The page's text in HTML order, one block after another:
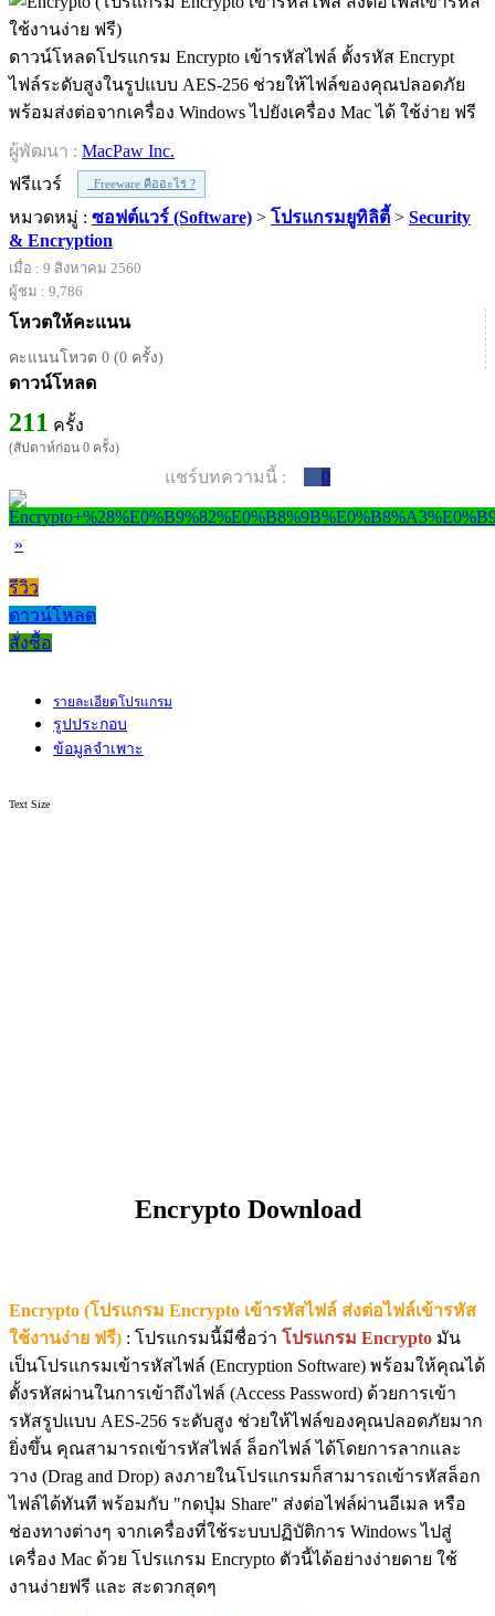
ดาวน์โหลดโปรแกรม Encrypto เข้ารหัสไฟล์ ตั้งรหัส Encrypt
ไฟล์ระดับสูงในรูปแบบ AES-256 ช่วยให้ไฟล์ของคุณปลอดภัย
พร้อมส่งต่อจากเครื่อง Windows ไปยังเครื่อง Mac ได้ ใช้ง่าย ฟรี
ผู้พัฒนา : MacPaw Inc.
ฟรีแวร์
Freeware คืออะไร ?
หมวดหมู่ : ซอฟต์แวร์ (Software) > โปรแกรมยูทิลิตี้ > Security
& Encryption
เมื่อ : 9 สิงหาคม 2560
ผู้ชม : 9,786
โหวตให้คะแนน
คะแนนโหวต 0 (0 ครั้ง)
ดาวน์โหลด
211 ครั้ง
(สัปดาห์ก่อน 0 ครั้ง)
แชร์บทความนี้ : 0
»
รีวิว
ดาวน์โหลด
สั่งซื้อ
รายละเอียดโปรแกรม
รูปประกอบ
ข้อมูลจำเพาะ
Text Size
Encrypto Download
Encrypto (โปรแกรม Encrypto เข้ารหัสไฟล์ ส่งต่อไฟล์เข้ารหัส
ใช้งานง่าย ฟรี) : โปรแกรมนี้มีชื่อว่า โปรแกรม Encrypto มัน
เป็นโปรแกรมเข้ารหัสไฟล์ (Encryption Software) พร้อมให้คุณได้
ตั้งรหัสผ่านในการเข้าถึงไฟล์ (Access Password) ด้วยการเข้า
รหัสรูปแบบ AES-256 ระดับสูง ช่วยให้ไฟล์ของคุณปลอดภัยมาก
ยิ่งขึ้น คุณสามารถเข้ารหัสไฟล์ ล็อกไฟล์ ได้โดยการลากและ
วาง (Drag and Drop) ลงภายในโปรแกรมก็สามารถเข้ารหัสล็อก
ไฟล์ได้ทันที พร้อมกับ "กดปุ่ม Share" ส่งต่อไฟล์ผ่านอีเมล หรือ
ช่องทางต่างๆ จากเครื่องที่ใช้ระบบปฏิบัติการ Windows ไปสู่
เครื่อง Mac ด้วย โปรแกรม Encrypto ตัวนี้ได้อย่างง่ายดาย ใช้
งานง่ายฟรี และ สะดวกสุดๆ